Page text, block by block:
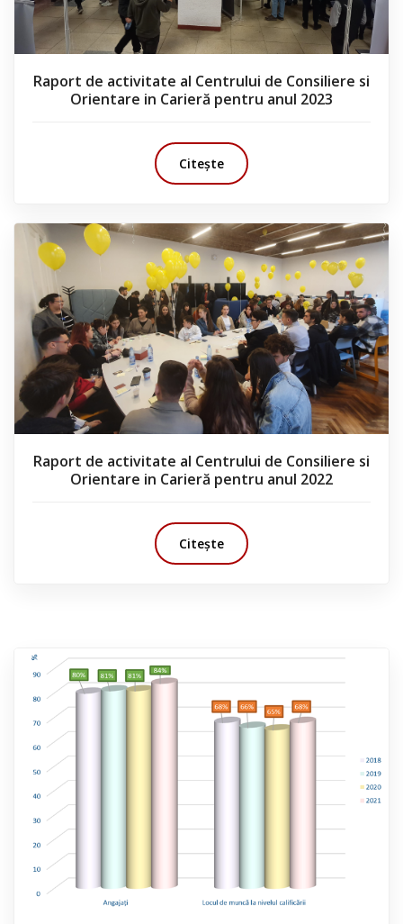
Raport de activitate al Centrului de Consiliere si
Orientare in Carieră pentru anul 2023
Citește
Raport de activitate al Centrului de Consiliere si
Orientare in Carieră pentru anul 2022
Citește